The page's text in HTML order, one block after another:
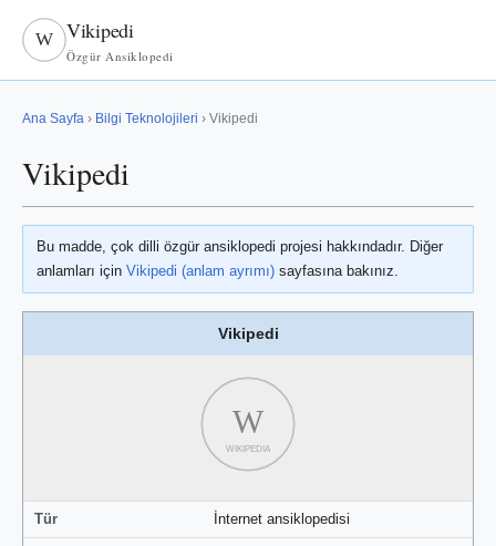
W Vikipedi
Özgür Ansiklopedi
Ana Sayfa › Bilgi Teknolojileri › Vikipedi
Vikipedi
Bu madde, çok dilli özgür ansiklopedi projesi hakkındadır. Diğer
anlamları için Vikipedi (anlam ayrımı) sayfasına bakınız.
Vikipedi
W
WIKIPEDIA
Tür İnternet ansiklopedisi